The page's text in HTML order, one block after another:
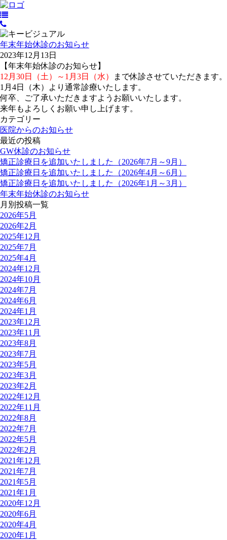
年末年始休診のお知らせ
2023年12月13日
【年末年始休診のお知らせ】
12月30日（土）～1月3日（水）
まで休診させていただきます。
1月4日（木）より通常診療いたします。
何卒、ご了承いただきますようお願いいたします。
来年もよろしくお願い申し上げます。
カテゴリー
医院からのお知らせ
最近の投稿
GW休診のお知らせ
矯正診療日を追加いたしました（2026年7月～9月）
矯正診療日を追加いたしました（2026年4月～6月）
矯正診療日を追加いたしました（2026年1月～3月）
年末年始休診のお知らせ
月別投稿一覧
2026年5月
2026年2月
2025年12月
2025年7月
2025年4月
2024年12月
2024年10月
2024年7月
2024年6月
2024年1月
2023年12月
2023年11月
2023年8月
2023年7月
2023年5月
2023年3月
2023年2月
2022年12月
2022年11月
2022年8月
2022年7月
2022年5月
2022年2月
2021年12月
2021年7月
2021年5月
2021年1月
2020年12月
2020年6月
2020年4月
2020年1月